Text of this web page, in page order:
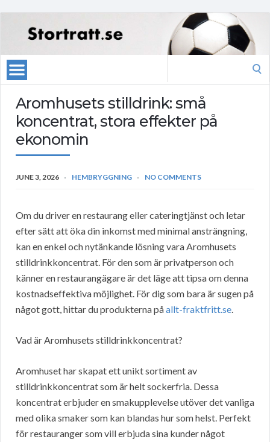
Aromhusets stilldrink: små
koncentrat, stora effekter på
ekonomin
JUNE 3, 2026 HEMBRYGGNING NO COMMENTS
Om du driver en restaurang eller cateringtjänst och letar
efter sätt att öka din inkomst med minimal ansträngning,
kan en enkel och nytänkande lösning vara Aromhusets
stilldrinkkoncentrat. För den som är privatperson och
känner en restaurangägare är det läge att tipsa om denna
kostnadseffektiva möjlighet. För dig som bara är sugen på
något gott, hittar du produkterna påallt-fraktfritt.se.
Vad är Aromhusets stilldrinkkoncentrat?
Aromhuset har skapat ett unikt sortiment av
stilldrinkkoncentrat som är helt sockerfria. Dessa
koncentrat erbjuder en smakupplevelse utöver det vanliga
med olika smaker som kan blandas hur som helst. Perfekt
för restauranger som vill erbjuda sina kunder något